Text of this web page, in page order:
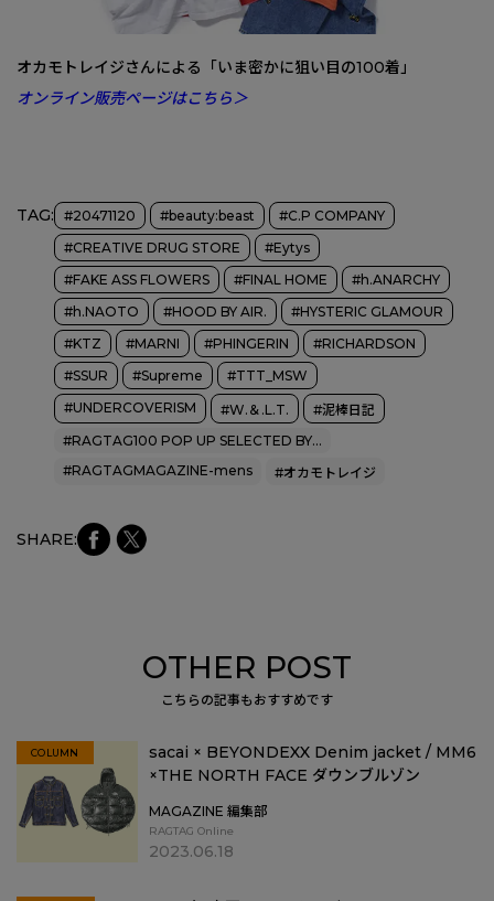
オカモトレイジさんによる「いま密かに狙い目の100着」
オンライン販売ページはこちら＞
TAG: #20471120 #beauty:beast
#C.P COMPANY
#CREATIVE DRUG STORE
#Eytys
#FAKE ASS FLOWERS
#FINAL HOME
#h.ANARCHY
#h.NAOTO
#HOOD BY AIR.
#HYSTERIC GLAMOUR
#KTZ
#MARNI #PHINGERIN
#RICHARDSON
#SSUR
#Supreme
#TTT_MSW
#UNDERCOVERISM
#W.＆.L.T.
#泥棒日記
#RAGTAG100 POP UP SELECTED BY…
#RAGTAGMAGAZINE-mens
#オカモトレイジ
SHARE:faceb
ookに
Xにシ
ェア
OTHER POST
こちらの記事もおすすめです
COLUMN
sacai × BEYONDEXX Denim jacket / MM6
×THE NORTH FACE ダウンブルゾン
MAGAZINE 編集部
RAGTAG Online
2023.06.18